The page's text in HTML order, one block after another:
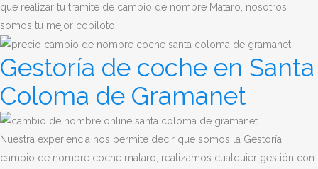
que realizar tu tramite de cambio de nombre Mataro, nosotros
somos tu mejor copiloto.
Gestoría de coche en Santa
Coloma de Gramanet
Nuestra experiencia nos permite decir que somos la Gestoría
cambio de nombre coche mataro, realizamos cualquier gestión con